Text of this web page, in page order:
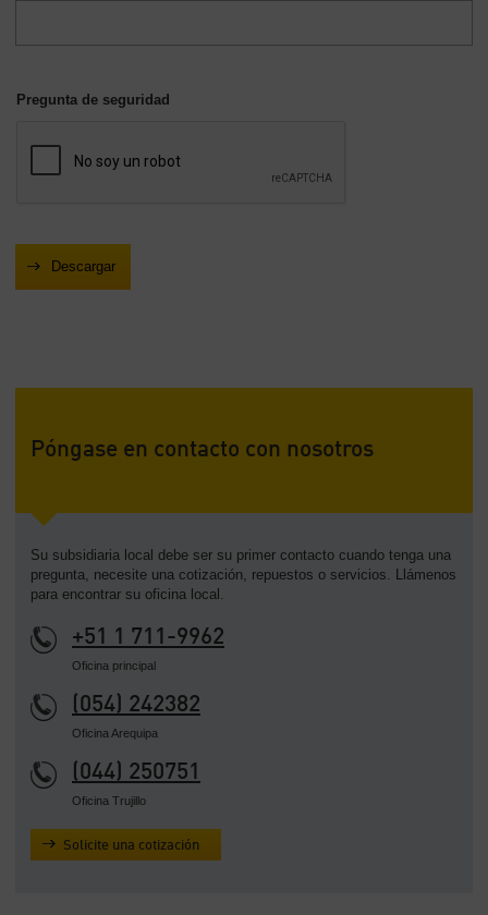
Pregunta de seguridad
Póngase en contacto con nosotros
Su subsidiaria local debe ser su primer contacto cuando tenga una
pregunta, necesite una cotización, repuestos o servicios. Llámenos
para encontrar su oficina local.
+51 1 711-9962
Oficina principal
(054) 242382
Oficina Arequipa
(044) 250751
Oficina Trujillo
Solicite una cotización